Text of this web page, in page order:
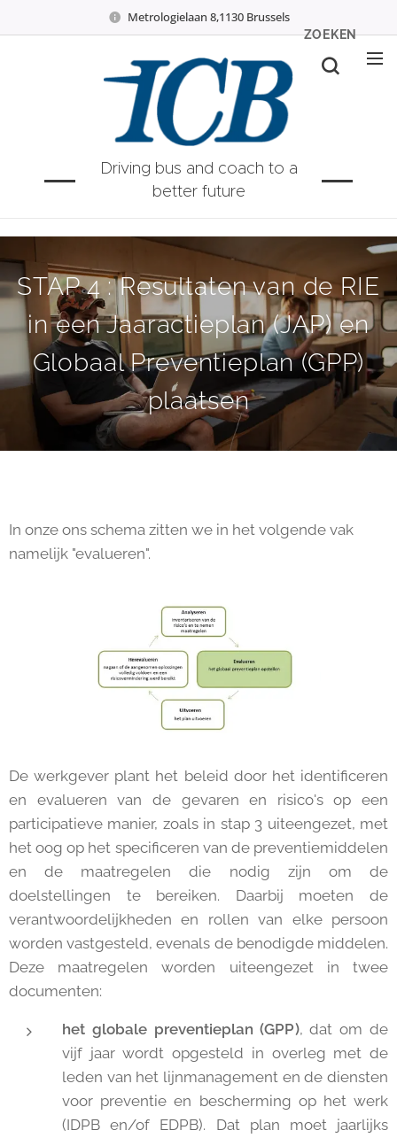
Metrologielaan 8,1130 Brussels
Driving bus and coach to a
better future
ZOEKEN
STAP 4 : Resultaten van de RIE
in een Jaaractieplan (JAP) en
Globaal Preventieplan (GPP)
plaatsen
In onze ons schema zitten we in het volgende vak
namelijk "evalueren".
De werkgever plant het beleid door het identificeren
en evalueren van de gevaren en risico's op een
participatieve manier, zoals in stap 3 uiteengezet, met
het oog op het specificeren van de preventiemiddelen
en de maatregelen die nodig zijn om de
doelstellingen te bereiken. Daarbij moeten de
verantwoordelijkheden en rollen van elke persoon
worden vastgesteld, evenals de benodigde middelen.
Deze maatregelen worden uiteengezet in twee
documenten:
het globale preventieplan (GPP), dat om de
vijf jaar wordt opgesteld in overleg met de
leden van het lijnmanagement en de diensten
voor preventie en bescherming op het werk
(IDPB en/of EDPB). Dat plan moet jaarlijks